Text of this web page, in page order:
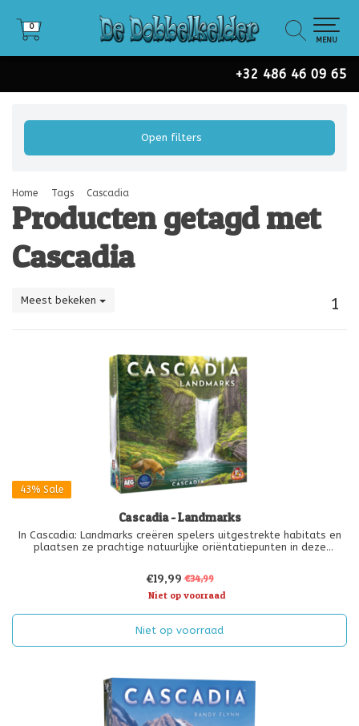
+32 486 46 09 65
0
0
MENU
Open filters
Home Tags Cascadia
Producten getagd met
Cascadia
Meest bekeken 1
43% Sale
Cascadia - Landmarks
In Cascadia: Landmarks creëren spelers uitgestrekte habitats en
plaatsen ze prachtige natuurlijke oriëntatiepunten in deze
scorebonus
€19,99 €34,99
Niet op voorraad
Niet op voorraad